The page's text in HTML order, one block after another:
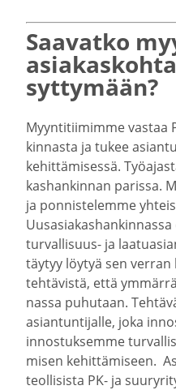
Saavatko
syttymään?
Myynti­tii­mimme vastaa
kin­nasta ja tukee
kehit­tä­mi­sessä.
kas­han­kinnan parissa.
ja ponnis­te­lemme
turvallisuus-​ ja
täytyy löytyä sen verran
tehtävistä, että
nassa puhutaan.
asian­tun­ti­jalle, joka
innos­tuk­semme
misen kehit­tä­miseen.
teolli­sista PK- ja